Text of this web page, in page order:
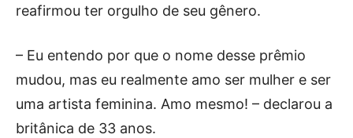
reafirmou ter orgulho de seu gênero.
– Eu entendo por que o nome desse prêmio
mudou, mas eu realmente amo ser mulher e ser
uma artista feminina. Amo mesmo! – declarou a
britânica de 33 anos.